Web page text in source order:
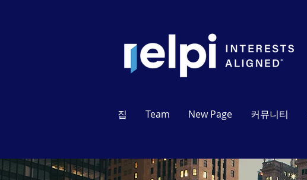
집 Team New Page 커뮤니티